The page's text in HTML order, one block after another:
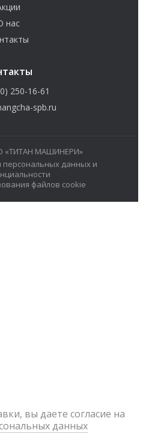
нас
250-16-61
spb.ru
«ТИТАН МАШИНЕРИ»
персональных данных и
файлов cookie
вы даете согласие на
данных